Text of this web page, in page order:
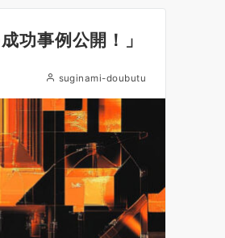
功事例公開！」
suginami-doubutu